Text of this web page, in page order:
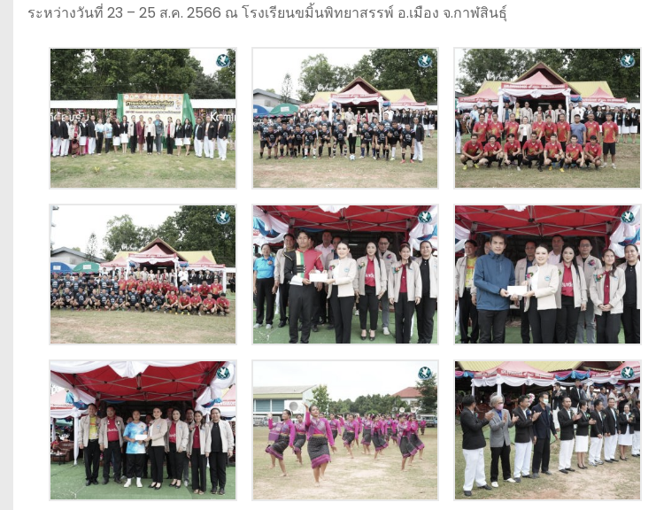
ระหว่างวันที่ 23 – 25 ส.ค. 2566 ณ โรงเรียนขมิ้นพิทยาสรรพ์ อ.เมือง จ.กาฬสินธุ์